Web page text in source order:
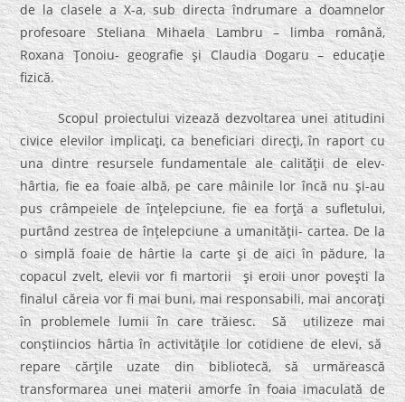
de la clasele a X-a, sub directa îndrumare a doamnelor
profesoare Steliana Mihaela Lambru – limba română,
Roxana Ţonoiu- geografie şi Claudia Dogaru – educaţie
fizică.
Scopul proiectului vizează dezvoltarea unei atitudini
civice elevilor implicaţi, ca beneficiari direcţi, în raport cu
una dintre resursele fundamentale ale calităţii de elev-
hârtia, fie ea foaie albă, pe care mâinile lor încă nu şi-au
pus crâmpeiele de înţelepciune, fie ea forţă a sufletului,
purtând zestrea de înţelepciune a umanităţii- cartea. De la
o simplă foaie de hârtie la carte şi de aici în pădure, la
copacul zvelt, elevii vor fi martorii şi eroii unor poveşti la
finalul căreia vor fi mai buni, mai responsabili, mai ancoraţi
în problemele lumii în care trăiesc. Să utilizeze mai
conştiincios hârtia în activităţile lor cotidiene de elevi, să
repare cărţile uzate din bibliotecă, să urmărească
transformarea unei materii amorfe în foaia imaculată de